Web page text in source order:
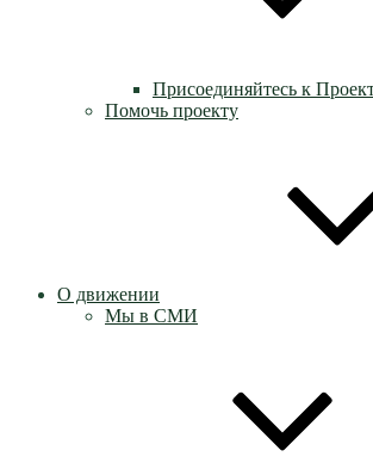
Присоединяйтесь к
Помочь проекту
О движении
Мы в СМИ